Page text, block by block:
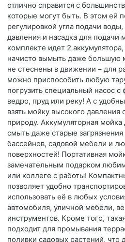
отлично справится с
которые могут быть. В этом ей
регулировкой угла подачи
давления и насадка для подачи
комплекте идет 2
начисто вымыть даже большую
не стеснены в движении – для
можно приспособить любую
погрузить специальный насос с
ведро, пруд или реку! А с
взять мойку высокого давления
природу. Аккумуляторная
смыть даже старые загрязнения
бассейнов, садовой мебели и
поверхностей! Портативная
замечательным подарком
или коллеге с работы!
позволяет удобно
использовать её в любых
автомобиля, уличной мебели,
инструментов. Кроме того,
подходит для промывания
поливки садовых растений, что